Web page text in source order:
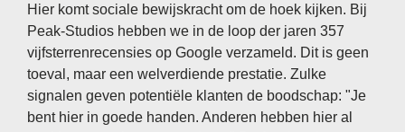
Hier komt sociale bewijskracht om de hoek kijken. Bij
Peak-Studios hebben we in de loop der jaren 357
vijfsterrenrecensies op Google verzameld. Dit is geen
toeval, maar een welverdiende prestatie. Zulke
signalen geven potentiële klanten de boodschap: "Je
bent hier in goede handen. Anderen hebben hier al